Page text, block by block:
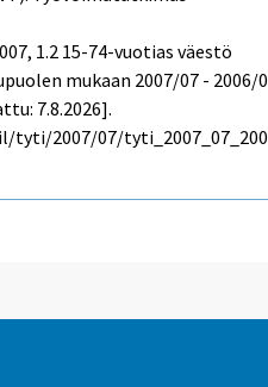
1.2 15-74-vuotias väestö
mukaan 2007/07 - 2006/
7.8.2026].
2007/07/